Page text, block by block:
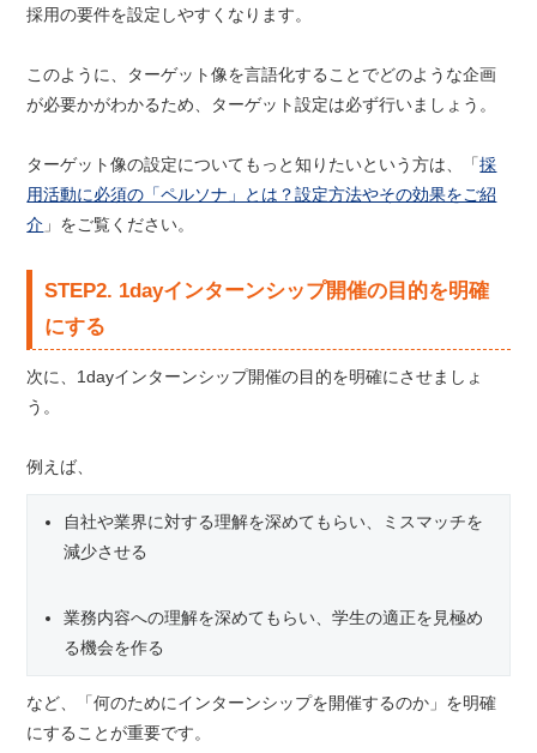
採用の要件を設定しやすくなります。
このように、ターゲット像を言語化することでどのような企画
が必要かがわかるため、ターゲット設定は必ず行いましょう。
ターゲット像の設定についてもっと知りたいという方は、「採
用活動に必須の「ペルソナ」とは？設定方法やその効果をご紹
介 」をご覧ください。
STEP2. 1dayインターンシップ開催の目的を明確
にする
次に、1dayインターンシップ開催の目的を明確にさせましょ
う。
例えば、
自社や業界に対する理解を深めてもらい、ミスマッチを
減少させる
業務内容への理解を深めてもらい、学生の適正を見極め
る機会を作る
など、「何のためにインターンシップを開催するのか」を明確
にすることが重要です。